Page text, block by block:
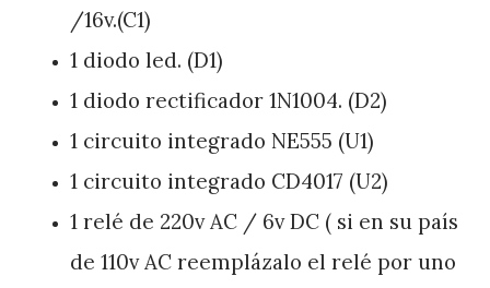
/16v.(C1)
1 diodo led. (D1)
1 diodo rectificador 1N1004. (D2)
1 circuito integrado NE555 (U1)
1 circuito integrado CD4017 (U2)
1 relé de 220v AC / 6v DC ( si en su país
de 110v AC reemplázalo el relé por uno